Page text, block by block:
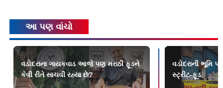
આ પણ વાંચો
વડોદરાના ગાયકવાડ આજે પણ મરાઠી ફૂડને
કેવી રીતે સાચવી રહ્યા છે?
વડોદરાની ભૂમિ
સ્ટ્રીટ-ફૂડ